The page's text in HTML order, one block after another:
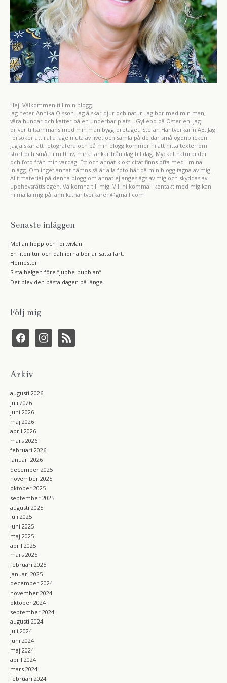
Hej. Välkommen till min blogg.
Jag heter Annika Olsson. Jag älskar djur och natur. Jag bor med min man,
våra hundar och katter på en underbar plats – Gyllebo på Österlen. Jag
driver tillsammans med min man byggföretaget, Stefan Hantverkar´n AB. Jag
försöker att i alla läge njuta av livet och samla på de där små ögonblicken.
Jag älskar att fotografera och på min blogg kommer ni att hitta texter om
stort och smått i mitt liv, mina tankar från dag till dag. Mycket naturbilder
och foto från min vardag. Ett och annat klokt citat finns ofta med i mina
inlägg. Om inget annat nämns så är alla foto här på min blogg tagna av mig.
Allt material på denna blogg om annat ej anges ägs av mig och skyddas av
upphovsrättslagen. Välkomna till mig. Vill ni komma i kontakt med mig kan
ni maila mig på: annika.hantverkaren@gmail.com
Senaste inläggen
Mellan hopp och förtvivlan
En liten tur och dahliorna börjar sätta fart.
Hemester
Sista helgen före ”jubbe-bubblan”
Det blev den bästa dagen på länge.
Följ mig
f
c
o
i
s
m
r
s
Arkiv
augusti 2026
juli 2026
juni 2026
maj 2026
april 2026
mars 2026
februari 2026
januari 2026
december 2025
november 2025
oktober 2025
september 2025
augusti 2025
juli 2025
juni 2025
maj 2025
april 2025
mars 2025
februari 2025
januari 2025
december 2024
november 2024
oktober 2024
september 2024
augusti 2024
juli 2024
juni 2024
maj 2024
april 2024
mars 2024
februari 2024